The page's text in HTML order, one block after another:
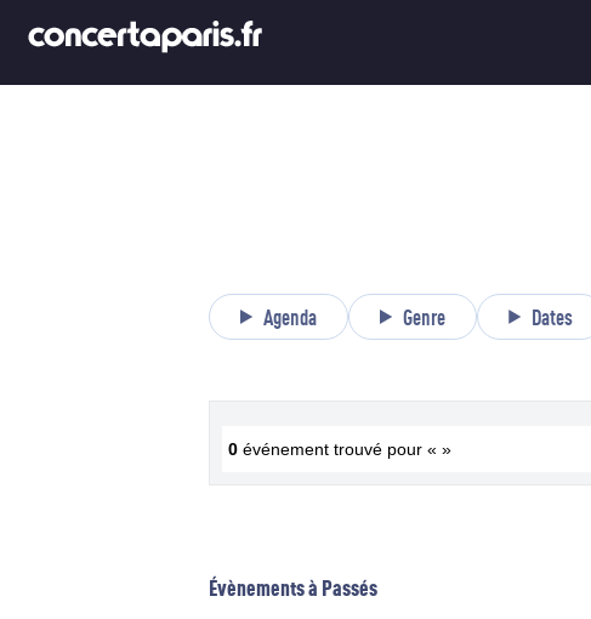
Agenda Genre Dates
0 événement trouvé pour « »
Évènements à Passés